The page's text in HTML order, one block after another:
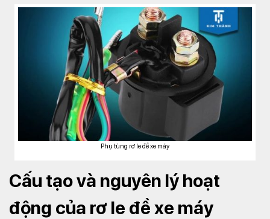
Phụ tùng rơ le đề xe máy
Cấu tạo và nguyên lý hoạt
động của rơ le đề xe máy